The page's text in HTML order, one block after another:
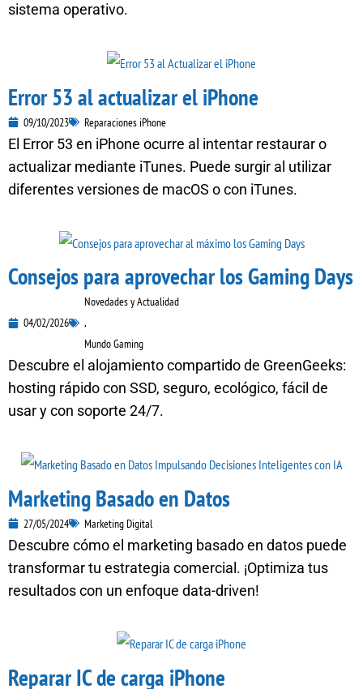
sistema operativo.
Error 53 al actualizar el iPhone
09/10/2023 Reparaciones iPhone
El Error 53 en iPhone ocurre al intentar restaurar o
actualizar mediante iTunes. Puede surgir al utilizar
diferentes versiones de macOS o con iTunes.
Consejos para aprovechar los Gaming Days
04/02/2026
Novedades y Actualidad
,
Mundo Gaming
Descubre el alojamiento compartido de GreenGeeks:
hosting rápido con SSD, seguro, ecológico, fácil de
usar y con soporte 24/7.
Marketing Basado en Datos
27/05/2024 Marketing Digital
Descubre cómo el marketing basado en datos puede
transformar tu estrategia comercial. ¡Optimiza tus
resultados con un enfoque data-driven!
Reparar IC de carga iPhone